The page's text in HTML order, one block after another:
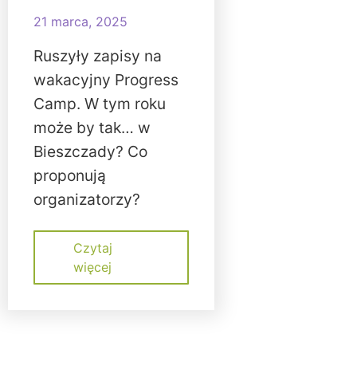
21 marca, 2025
Ruszyły zapisy na
wakacyjny Progress
Camp. W tym roku
może by tak… w
Bieszczady? Co
proponują
organizatorzy?
Czytaj
więcej